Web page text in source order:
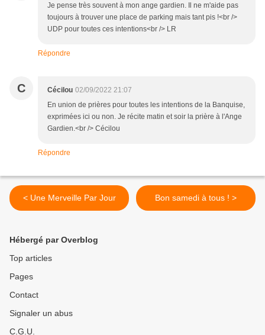
Je pense très souvent à mon ange gardien. Il ne m'aide pas
toujours à trouver une place de parking mais tant pis !<br />
UDP pour toutes ces intentions<br /> LR
Répondre
C Cécilou 02/09/2022 21:07
En union de prières pour toutes les intentions de la Banquise,
exprimées ici ou non. Je récite matin et soir la prière à l'Ange
Gardien.<br /> Cécilou
Répondre
< Une Merveille Par Jour Bon samedi à tous ! >
Hébergé par Overblog
Top articles
Pages
Contact
Signaler un abus
C.G.U.